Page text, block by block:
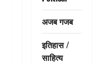
अजब गजब
इतिहास /
साहित्य